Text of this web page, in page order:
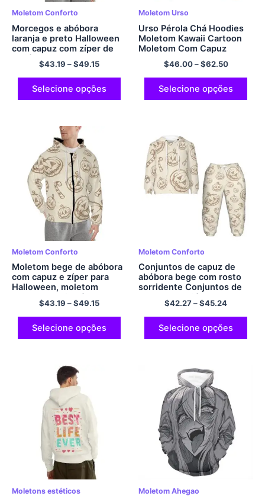
Moletom Conforto
Morcegos e abóbora
laranja e preto Halloween
com capuz com zíper de
poliéster casual e
confortável moletom com
capuz
$43.19 –$49.15
Selecione opções
Moletom Urso
Urso Pérola Chá Hoodies
Moletom Kawaii Cartoon
Moletom Com Capuz
Multicolorido
$46.00–$62.50
Selecione opções
Moletom Conforto
Moletom bege de abóbora
com capuz e zíper para
Halloween, moletom
casual e confortável de
poliéster para homens e
mulheres
$43.19 –$49.15
Selecione opções
Moletom Conforto
Conjuntos de capuz de
abóbora bege com rosto
sorridente Conjuntos de
capuz de poliéster
confortável para meninas e
meninos
$42.27–$45.24
Selecione opções
Moletons estéticos Moletom Ahegao